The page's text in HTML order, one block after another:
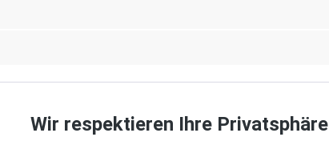
South, Seattle, WA
Meißner-Str. 42, 12526
917471-70
Wir respektieren Ihre Privatsphäre